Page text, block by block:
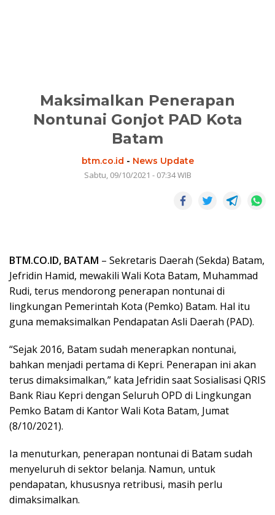
Maksimalkan Penerapan
Nontunai Gonjot PAD Kota
Batam
btm.co.id - News Update
Sabtu, 09/10/2021 - 07:34 WIB
BTM.CO.ID, BATAM – Sekretaris Daerah (Sekda) Batam,
Jefridin Hamid, mewakili Wali Kota Batam, Muhammad
Rudi, terus mendorong penerapan nontunai di
lingkungan Pemerintah Kota (Pemko) Batam. Hal itu
guna memaksimalkan Pendapatan Asli Daerah (PAD).
“Sejak 2016, Batam sudah menerapkan nontunai,
bahkan menjadi pertama di Kepri. Penerapan ini akan
terus dimaksimalkan,” kata Jefridin saat Sosialisasi QRIS
Bank Riau Kepri dengan Seluruh OPD di Lingkungan
Pemko Batam di Kantor Wali Kota Batam, Jumat
(8/10/2021).
Ia menuturkan, penerapan nontunai di Batam sudah
menyeluruh di sektor belanja. Namun, untuk
pendapatan, khususnya retribusi, masih perlu
dimaksimalkan.